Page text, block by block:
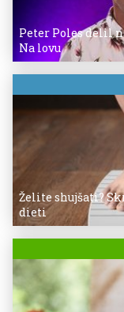
Peter Poles delil
Na lovu
Želite shujšati?
dieti